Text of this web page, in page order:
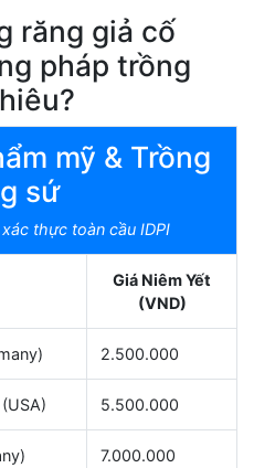
răng giả cố
pháp trồng
mỹ & Trồng
sứ
thực toàn cầu IDPI
Giá Niêm Yết
(VND)
2.500.000
5.500.000
7.000.000